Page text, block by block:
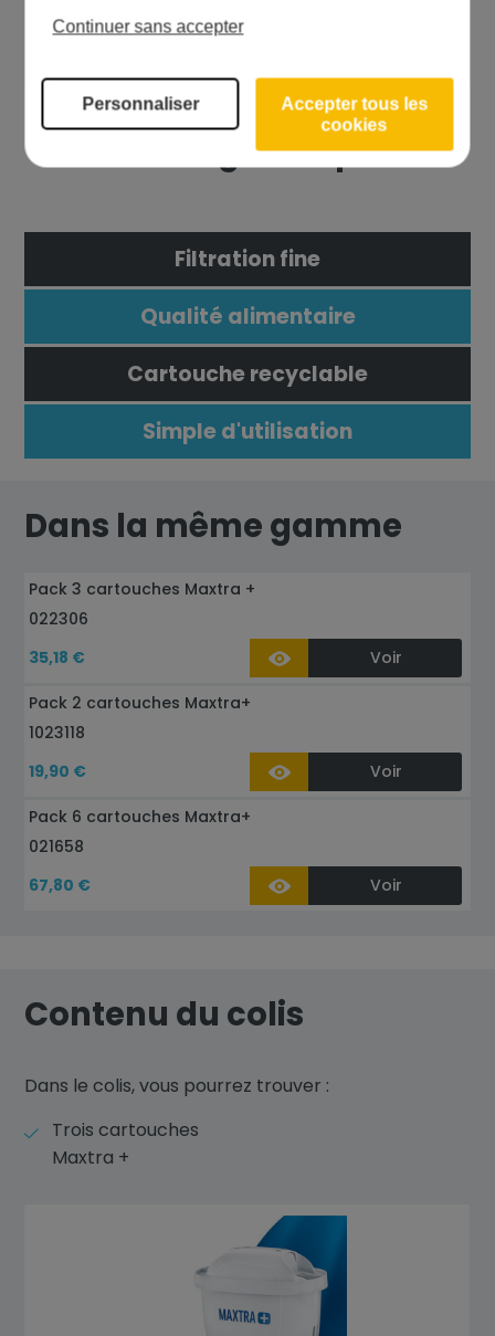
adaptables qu’aux carafes Brita.
Les avantages du produit
Filtration fine
Qualité alimentaire
Cartouche recyclable
Simple d'utilisation
Dans la même gamme
Pack 3 cartouches Maxtra +
022306
35,18 €
Voir
Pack 2 cartouches Maxtra+
1023118
19,90 €
Voir
Pack 6 cartouches Maxtra+
021658
67,80 €
Voir
Contenu du colis
Dans le colis, vous pourrez trouver :
Trois cartouches
Maxtra +
Continuer sans accepter
Personnaliser
Accepter tous les
cookies